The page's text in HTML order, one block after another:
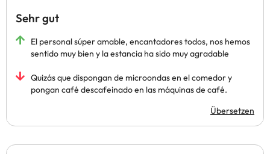
Sehr gut
El personal súper amable, encantadores todos, nos hemos
sentido muy bien y la estancia ha sido muy agradable
Quizás que dispongan de microondas en el comedor y
pongan café descafeinado en las máquinas de café.
Übersetzen